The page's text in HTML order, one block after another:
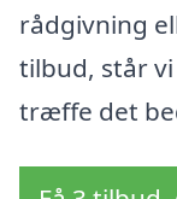
rådgivning
tilbud, står
træffe det